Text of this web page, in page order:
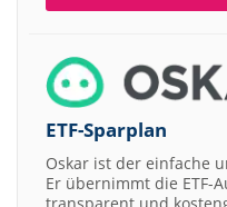
ETF-Sparplan
Oskar ist der einfache
Er übernimmt die ETF-